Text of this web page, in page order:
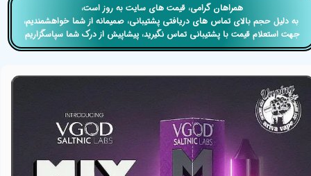
​​همراهان گرامی، قیمت های سایت به روز است،
​​​​​​​ به دلیل حجم بالای تماس های دریافتی پشتیبانی، صمیمانه از شما خواهشمندیم،
جهت استعلام قیمت با پشتیبانی تماس نگیرید، پیشاپیش از درک شما سپاسگزاریم